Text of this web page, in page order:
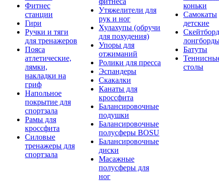
Фитнес
станции
Гири
Ручки и тяги
для тренажеров
Пояса
атлетические,
лямки,
накладки на
гриф
Напольное
покрытие для
спортзала
Рамы для
кроссфита
Силовые
тренажеры для
спортзала
Утяжелители для
рук и ног
Хулахупы (обручи
для похудения)
Упоры для
отжиманий
Ролики для пресса
Эспандеры
Скакалки
Канаты для
кроссфита
Балансировочные
подушки
Балансировочные
полусферы BOSU
Балансировочные
диски
Масажные
полусферы для
ног
коньки
Самокаты
детские
Батуты
столы